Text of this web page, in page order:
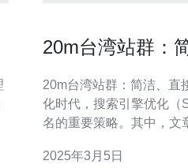
20m台湾站群：
20m台湾站群：简洁、直接的
化时代，搜索引擎优化（
名的重要策略。其中，文
所采用的简洁、直接的
2025年3月5日